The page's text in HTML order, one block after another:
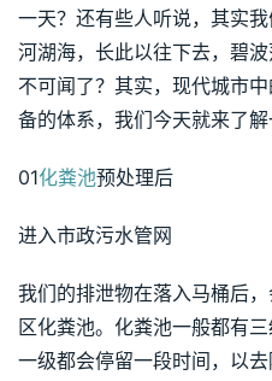
一天？还有些人听说，其实
河湖海，长此以往下去，碧
不可闻了？其实，现代城市
备的体系，我们今天就来了解
01化粪池预处理后
进入市政污水管网
我们的排泄物在落入马桶后
区化粪池。化粪池一般都有
一级都会停留一段时间，以